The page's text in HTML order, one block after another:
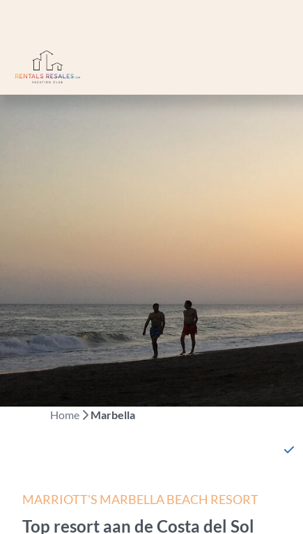
Home Marbella
MARRIOTT'S MARBELLA BEACH RESORT
Top resort aan de Costa del Sol